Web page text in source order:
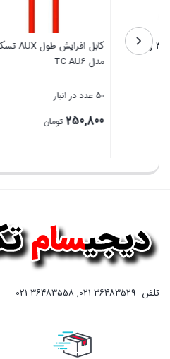
جت فن تک باتری 48 ولت
تومان
بستن بستن
تلفن 021-36483529
,
021-36483558